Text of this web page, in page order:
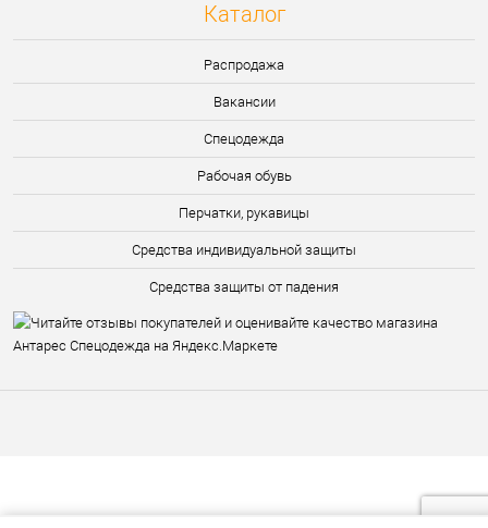
Каталог
Распродажа
Вакансии
Спецодежда
Рабочая обувь
Перчатки, рукавицы
Средства индивидуальной защиты
Средства защиты от падения